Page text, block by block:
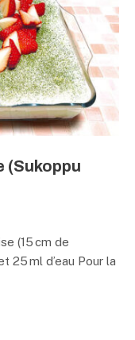
(Sukoppu
(15 cm de
25 ml d’eau Pour la